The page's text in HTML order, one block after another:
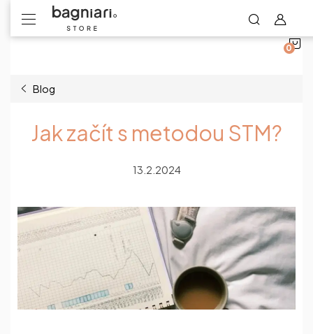
Blog
Jak začít s metodou STM?
13.2.2024